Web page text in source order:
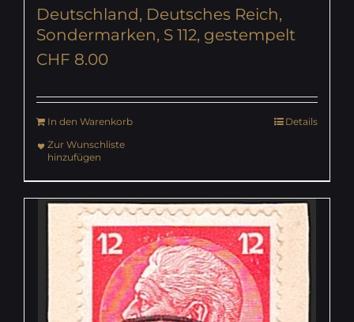
Deutschland, Deutsches Reich,
Sondermarken, S 112, gestempelt
CHF 8.00
In den Warenkorb
Details
Zur Wunschliste
hinzufügen